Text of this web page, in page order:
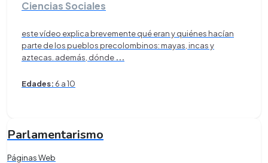
Ciencias Sociales
este vídeo explica brevemente qué eran y quiénes hacían
parte de los pueblos precolombinos: mayas, incas y
aztecas. además, dónde ...
Edades: 6 a 10
Parlamentarismo
Páginas Web